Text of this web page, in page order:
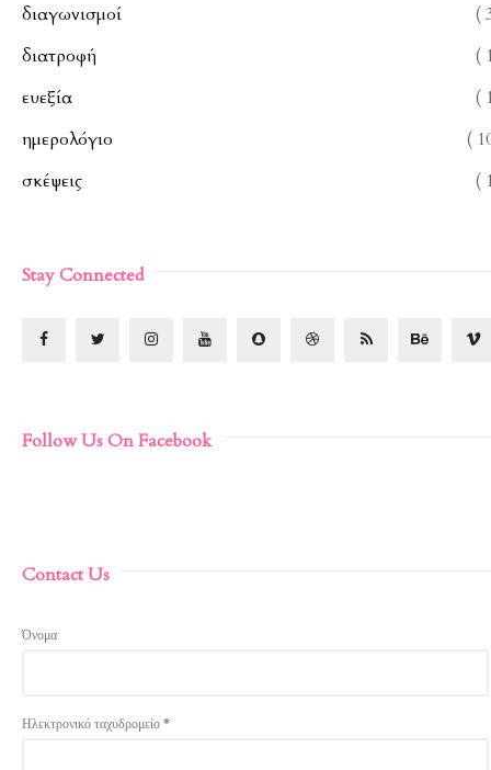
διαγωνισμοί
(
διατροφή
(
ευεξία
(
ημερολόγιο
(
σκέψεις
(
Stay Connected
Follow Us On Facebook
Contact Us
Όνομα
Ηλεκτρονικό ταχυδρομείο *